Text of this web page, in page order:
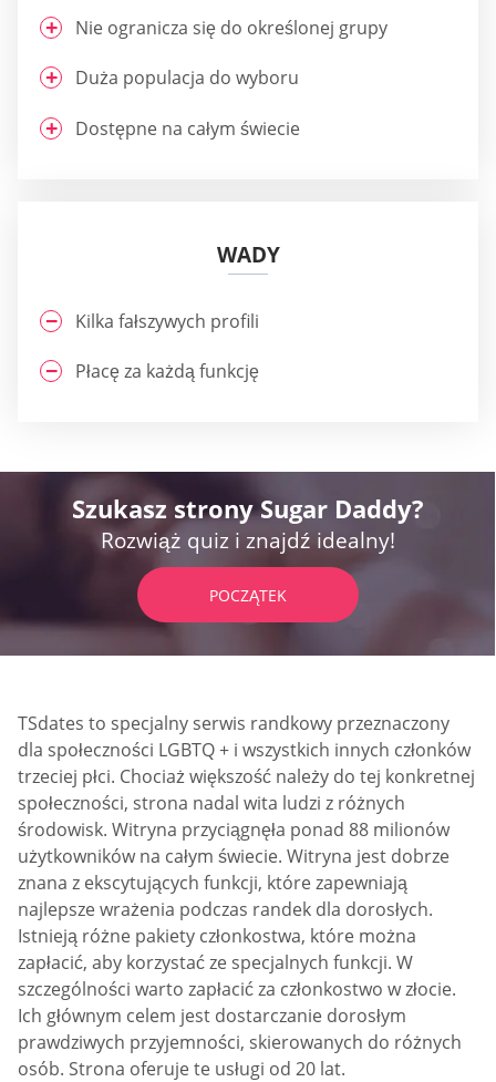
Nie ogranicza się do określonej grupy
Duża populacja do wyboru
Dostępne na całym świecie
WADY
Kilka fałszywych profili
Płacę za każdą funkcję
Szukasz strony Sugar Daddy?
Rozwiąż quiz i znajdź idealny!
POCZĄTEK
TSdates to specjalny serwis randkowy przeznaczony
dla społeczności LGBTQ + i wszystkich innych członków
trzeciej płci. Chociaż większość należy do tej konkretnej
społeczności, strona nadal wita ludzi z różnych
środowisk. Witryna przyciągnęła ponad 88 milionów
użytkowników na całym świecie. Witryna jest dobrze
znana z ekscytujących funkcji, które zapewniają
najlepsze wrażenia podczas randek dla dorosłych.
Istnieją różne pakiety członkostwa, które można
zapłacić, aby korzystać ze specjalnych funkcji. W
szczególności warto zapłacić za członkostwo w złocie.
Ich głównym celem jest dostarczanie dorosłym
prawdziwych przyjemności, skierowanych do różnych
osób. Strona oferuje te usługi od 20 lat.